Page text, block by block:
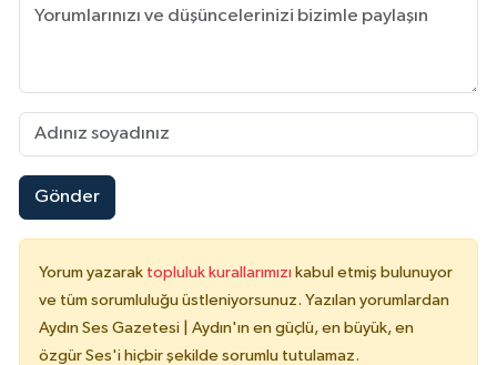
Gönder
Yorum yazarak topluluk kurallarımızı kabul etmiş bulunuyor
ve tüm sorumluluğu üstleniyorsunuz. Yazılan yorumlardan
Aydın Ses Gazetesi | Aydın'ın en güçlü, en büyük, en
özgür Ses'i hiçbir şekilde sorumlu tutulamaz.